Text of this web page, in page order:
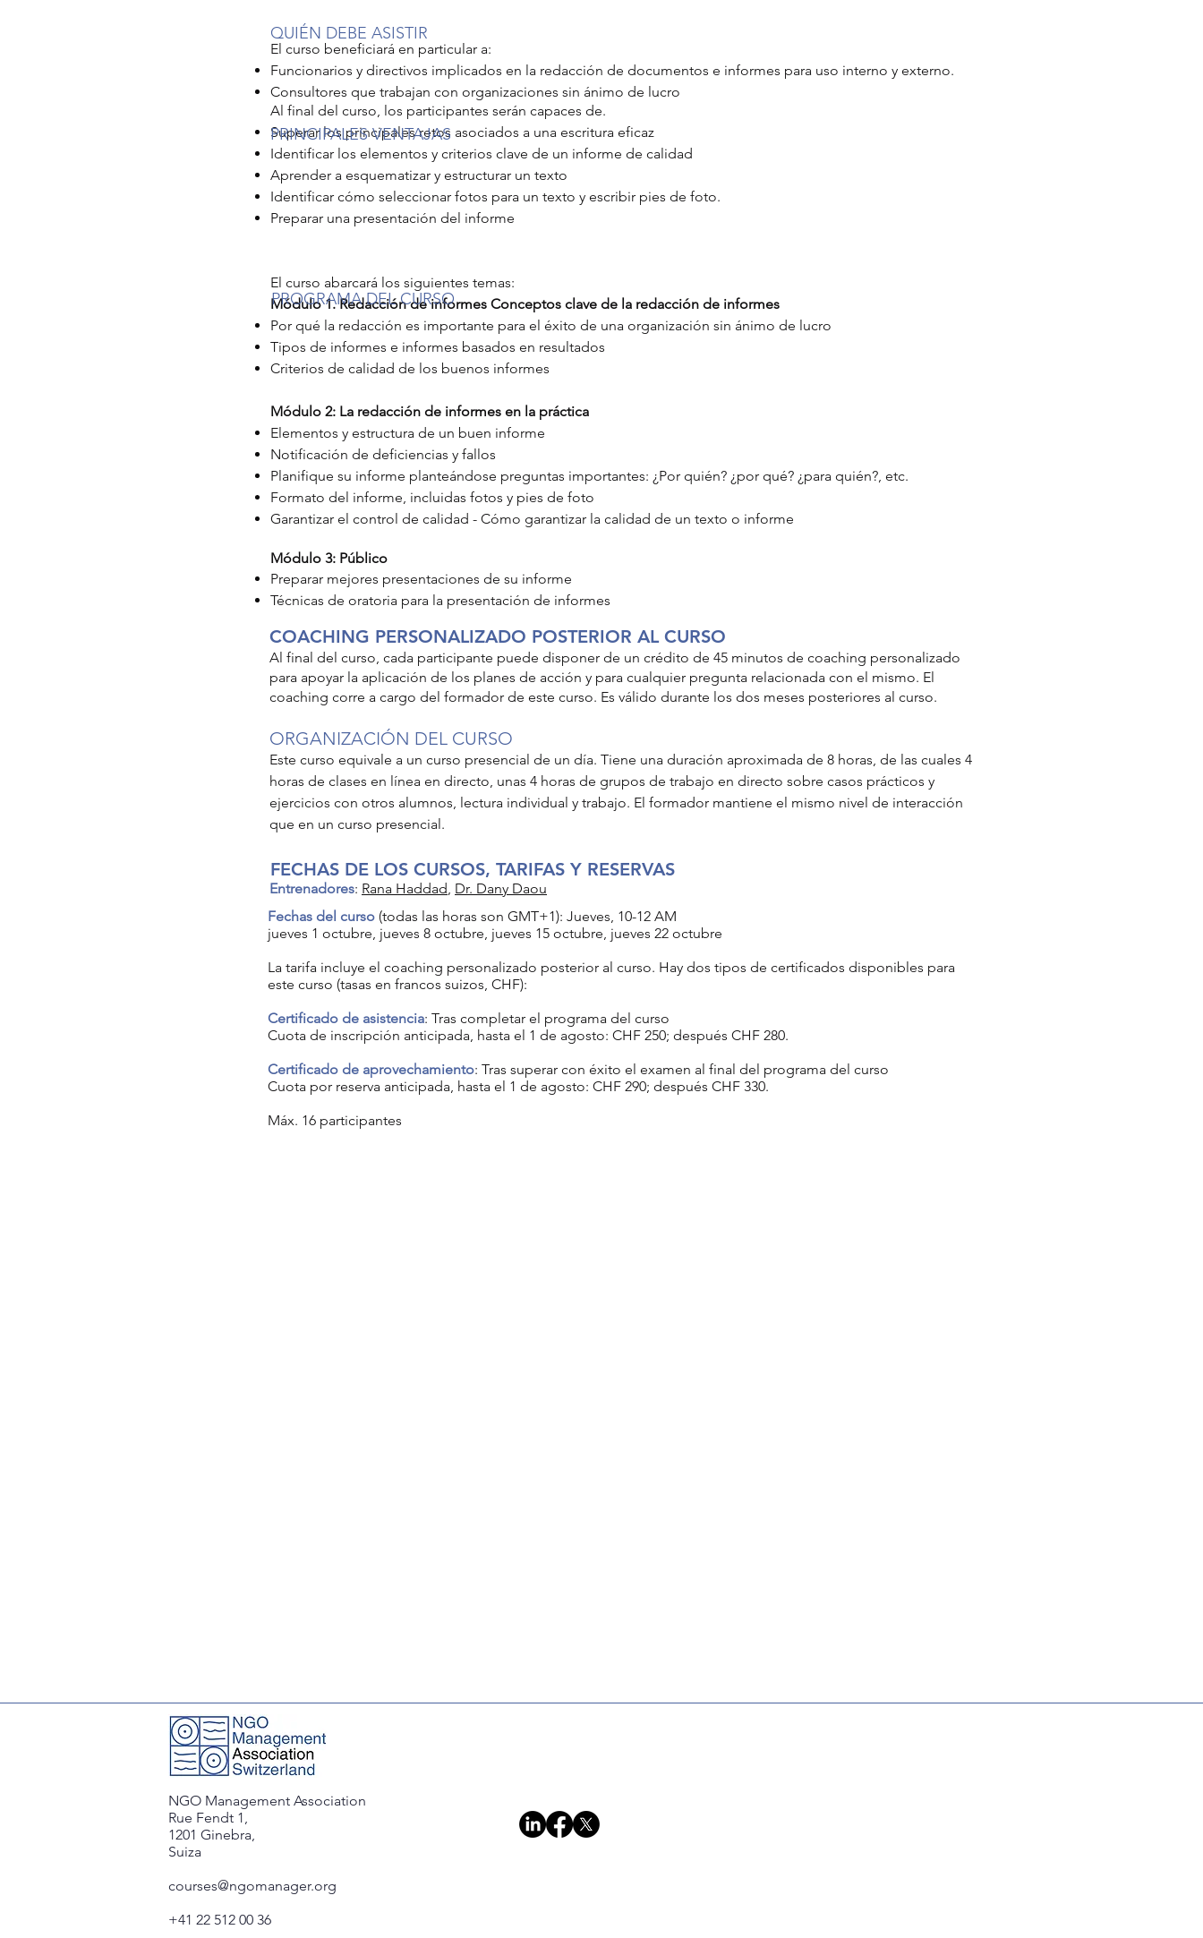
Al final del curso, los participantes serán capaces de.
Superar los principales retos asociados a una escritura eficaz
Identificar los elementos y criterios clave de un informe de calidad
Aprender a esquematizar y estructurar un texto
Identificar cómo seleccionar fotos para un texto y escribir pies de foto.
Preparar una presentación del informe
El curso abarcará los siguientes temas:
Módulo 1. Redacción de informes Conceptos clave de la redacción de informes
Por qué la redacción es importante para el éxito de una organización sin ánimo de lucro
Tipos de informes e informes basados en resultados
Criterios de calidad de los buenos informes
Módulo 2: La redacción de informes en la práctica
Elementos y estructura de un buen informe
Notificación de deficiencias y fallos
Planifique su informe planteándose preguntas importantes: ¿Por quién? ¿por qué? ¿para quién?, etc.
Formato del informe, incluidas fotos y pies de foto
Garantizar el control de calidad - Cómo garantizar la calidad de un texto o informe
Módulo 3: Público
Preparar mejores presentaciones de su informe
Técnicas de oratoria para la presentación de informes
COACHING PERSONALIZADO POSTERIOR AL CURSO
Al final del curso, cada participante puede disponer de un crédito de 45 minutos de coaching personalizado
para apoyar la aplicación de los planes de acción y para cualquier pregunta relacionada con el mismo. El
coaching corre a cargo del formador de este curso. Es válido durante los dos meses posteriores al curso.
ORGANIZACIÓN DEL CURSO
Este curso equivale a un curso presencial de un día. Tiene una duración aproximada de 8 horas, de las cuales 4
horas de clases en línea en directo, unas 4 horas de grupos de trabajo en directo sobre casos prácticos y
ejercicios con otros alumnos, lectura individual y trabajo. El formador mantiene el mismo nivel de interacción
que en un curso presencial.
Entrenadores: Rana Haddad, Dr. Dany Daou
Fechas del curso (todas las horas son GMT+1): Jueves, 10-12 AM
jueves 1 octubre, jueves 8 octubre, jueves 15 octubre, jueves 22 octubre
La tarifa incluye el coaching personalizado posterior al curso. Hay dos tipos de certificados disponibles para
este curso (tasas en francos suizos, CHF):
Certificado de asistencia: Tras completar el programa del curso
Cuota de inscripción anticipada, hasta el 1 de agosto: CHF 250; después CHF 280.
Certificado de aprovechamiento: Tras superar con éxito el examen al final del programa del curso
Cuota por reserva anticipada, hasta el 1 de agosto: CHF 290; después CHF 330.
Máx. 16 participantes
FECHAS DE LOS CURSOS, TARIFAS Y RESERVAS
QUIÉN DEBE ASISTIR
El curso beneficiará en particular a:
Funcionarios y directivos implicados en la redacción de documentos e informes para uso interno y externo.
Consultores que trabajan con organizaciones sin ánimo de lucro
PRINCIPALES VENTAJAS
PROGRAMA DEL CURSO
NGO Management Association
Rue Fendt 1,
1201 Ginebra,
Suiza
courses@ngomanager.org
+41 22 512 00 36